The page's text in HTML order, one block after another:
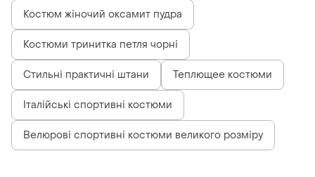
Костюм жіночий оксамит пудра
Костюми тринитка петля чорні
Стильні практичні штани Теплющее костюми
Італійські спортивні костюми
Велюрові спортивні костюми великого розміру